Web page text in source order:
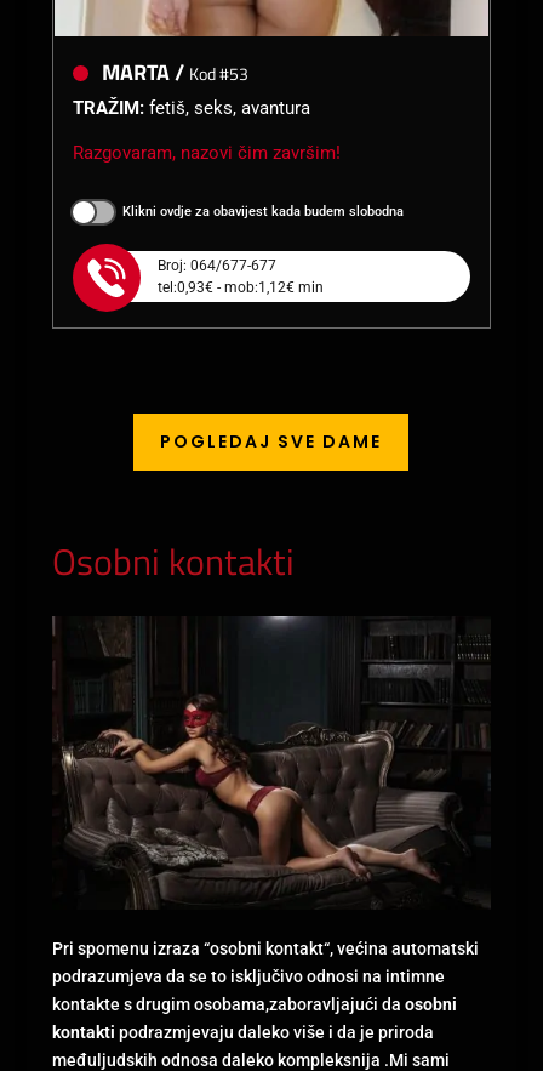
MARTA / Kod #53
TRAŽIM: fetiš, seks, avantura
Razgovaram, nazovi čim završim!
Klikni ovdje za obavijest kada budem slobodna
Broj: 064/677-677
tel:0,93€ - mob:1,12€ min
POGLEDAJ SVE DAME
Osobni kontakti
Pri spomenu izraza “osobni kontakt“, većina automatski
podrazumjeva da se to isključivo odnosi na intimne
kontakte s drugim osobama,zaboravljajući da osobni
kontakti podrazmjevaju daleko više i da je priroda
međuljudskih odnosa daleko kompleksnija .Mi sami